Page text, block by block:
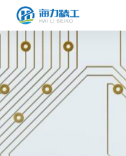
跳
内